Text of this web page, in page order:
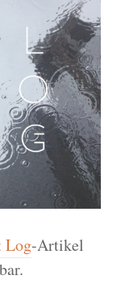
Log-Artikel